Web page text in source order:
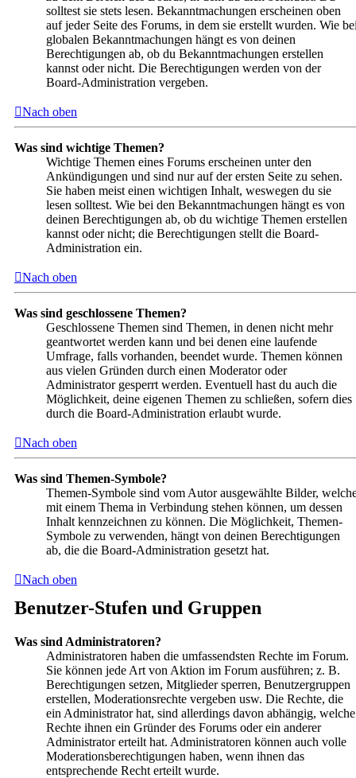
solltest sie stets lesen. Bekanntmachungen erscheinen oben
auf jeder Seite des Forums, in dem sie erstellt wurden. Wie
globalen Bekanntmachungen hängt es von deinen
Berechtigungen ab, ob du Bekanntmachungen erstellen
kannst oder nicht. Die Berechtigungen werden von der
Board-Administration vergeben.
Nach oben
Was sind wichtige Themen?
Wichtige Themen eines Forums erscheinen unter den
Ankündigungen und sind nur auf der ersten Seite zu sehen.
Sie haben meist einen wichtigen Inhalt, weswegen du sie
lesen solltest. Wie bei den Bekanntmachungen hängt es von
deinen Berechtigungen ab, ob du wichtige Themen erstellen
kannst oder nicht; die Berechtigungen stellt die Board-
Administration ein.
Nach oben
Was sind geschlossene Themen?
Geschlossene Themen sind Themen, in denen nicht mehr
geantwortet werden kann und bei denen eine laufende
Umfrage, falls vorhanden, beendet wurde. Themen können
aus vielen Gründen durch einen Moderator oder
Administrator gesperrt werden. Eventuell hast du auch die
Möglichkeit, deine eigenen Themen zu schließen, sofern dies
durch die Board-Administration erlaubt wurde.
Nach oben
Was sind Themen-Symbole?
Themen-Symbole sind vom Autor ausgewählte Bilder,
mit einem Thema in Verbindung stehen können, um dessen
Inhalt kennzeichnen zu können. Die Möglichkeit, Themen-
Symbole zu verwenden, hängt von deinen Berechtigungen
ab, die die Board-Administration gesetzt hat.
Nach oben
Benutzer-Stufen und Gruppen
Was sind Administratoren?
Administratoren haben die umfassendsten Rechte im Forum.
Sie können jede Art von Aktion im Forum ausführen; z. B.
Berechtigungen setzen, Mitglieder sperren, Benutzergruppen
erstellen, Moderationsrechte vergeben usw. Die Rechte, die
ein Administrator hat, sind allerdings davon abhängig, welche
Rechte ihnen ein Gründer des Forums oder ein anderer
Administrator erteilt hat. Administratoren können auch volle
Moderationsberechtigungen haben, wenn ihnen das
entsprechende Recht erteilt wurde.